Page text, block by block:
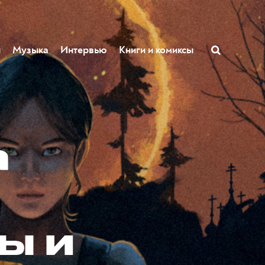
Музыка Интервью Книги и комиксы
и